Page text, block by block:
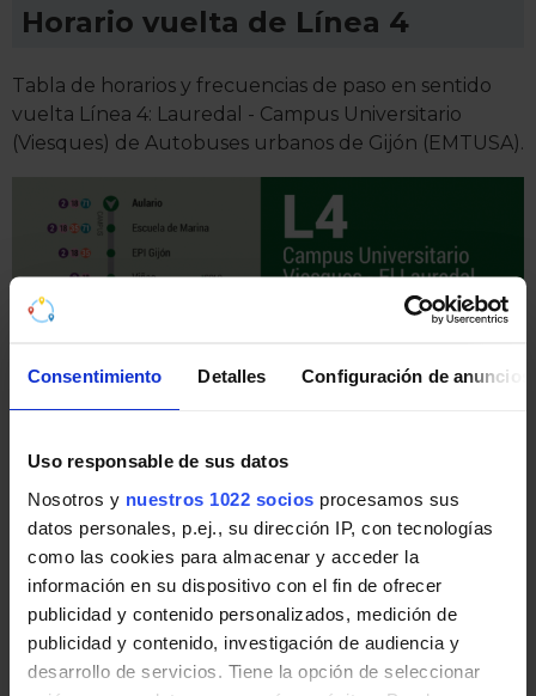
Consentimiento Detalles Configuración de anuncios
Uso responsable de sus datos
Nosotros y nuestros 1022 socios procesamos sus
datos personales, p.ej., su dirección IP, con tecnologías
como las cookies para almacenar y acceder la
información en su dispositivo con el fin de ofrecer
publicidad y contenido personalizados, medición de
publicidad y contenido, investigación de audiencia y
desarrollo de servicios. Tiene la opción de seleccionar
Horario vuelta de Línea 4
Tabla de horarios y frecuencias de paso en sentido
vuelta Línea 4: Lauredal - Campus Universitario
(Viesques) de Autobuses urbanos de Gijón (EMTUSA).
Últimos avisos de EMTUSA
Noticias, novedades e incidencias en las líneas de
EMTUSA en Asturias: